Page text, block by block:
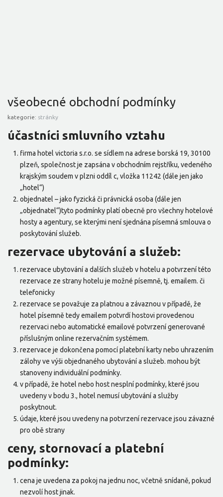
všeobecné obchodní podmínky
kategorie: stránky
účastníci smluvního vztahu
firma hotel victoria s.r.o. se sídlem na adrese borská 19, 30100
plzeň, společnost je zapsána v obchodním rejstříku, vedeného
krajským soudem v plzni oddíl c, vložka 11242 (dále jen jako
„hotel“)
objednatel – jako fyzická či právnická osoba (dále jen
„objednatel“)tyto podmínky platí obecně pro všechny hotelové
hosty a agentury, se kterými není sjednána písemná smlouva o
poskytování služeb.
rezervace ubytování a služeb:
rezervace ubytování a dalších služeb v hotelu a potvrzení této
rezervace ze strany hotelu je možné písemně, tj. emailem. či
telefonicky
rezervace se považuje za platnou a závaznou v případě, že
hotel písemně tedy emailem potvrdí hostovi provedenou
rezervaci nebo automatické emailové potvrzení generované
příslušným online rezervačním systémem.
rezervace je dokončena pomocí platební karty nebo uhrazením
zálohy ve výši objednaného ubytování a služeb. mohou být
stanoveny individuální podmínky.
v případě, že hotel nebo host nesplní podmínky, které jsou
uvedeny v bodu 3., hotel nemusí ubytování a služby
poskytnout.
údaje, které jsou uvedeny na potvrzení rezervace jsou závazné
pro obě strany
ceny, stornovací a platební
podmínky:
cena je uvedena za pokoj na jednu noc, včetně snídaně, pokud
nezvolí host jinak.